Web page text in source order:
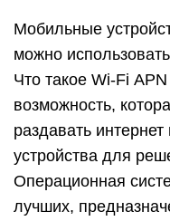
Мобильные
можно
Что такое Wi-Fi
возможность,
раздавать
устройства для
Операционная
лучших,